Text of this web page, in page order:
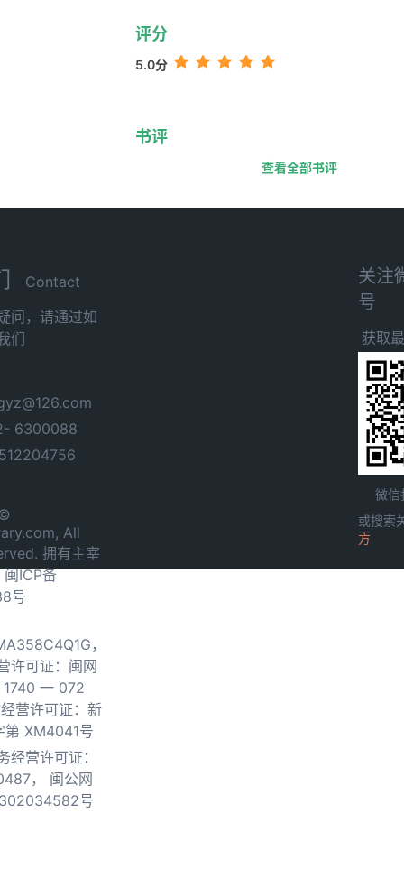
评分
5.0分
书评
查看全部书评
Contact
问，请通过如
们
6300088
All
拥有主宰
闽ICP备
号
，
许可证：闽网
一 072
营许可证：新
第 XM4041号
经营许可证：
，
闽公网
号
关注
号
获取
微信
或搜索
方